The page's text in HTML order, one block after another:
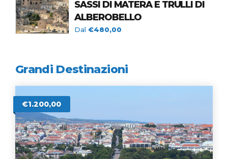
SASSI DI MATERA E TRULLI DI
ALBEROBELLO
Dal€480,00
Grandi Destinazioni
€1.200,00